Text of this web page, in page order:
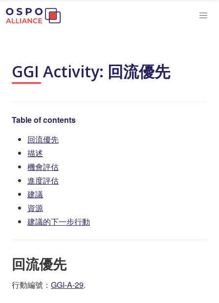
GGI Activity: 回流優先
Table of contents
回流優先
描述
機會評估
進度評估
建議
資源
建議的下一步行動
回流優先
行動編號： GGI-A-29.